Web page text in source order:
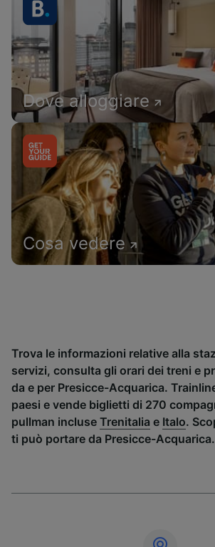
Dove alloggiare
Cosa vedere
Trova le informazioni relative alla
servizi, consulta gli orari dei treni e
da e per Presicce-Acquarica.
paesi e vende biglietti di 270
pullman incluse Trenitalia e Italo.
ti può portare da Presicce-Acquarica.